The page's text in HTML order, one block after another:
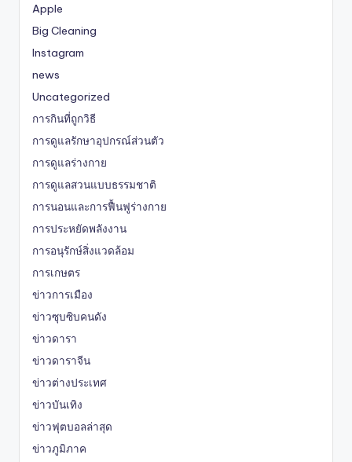
Apple
Big Cleaning
Instagram
news
Uncategorized
การกินที่ถูกวิธี
การดูแลรักษาอุปกรณ์ส่วนตัว
การดูแลร่างกาย
การดูแลสวนแบบธรรมชาติ
การนอนและการฟื้นฟูร่างกาย
การประหยัดพลังงาน
การอนุรักษ์สิ่งแวดล้อม
การเกษตร
ข่าวการเมือง
ข่าวซุบซิบคนดัง
ข่าวดารา
ข่าวดาราจีน
ข่าวต่างประเทศ
ข่าวบันเทิง
ข่าวฟุตบอลล่าสุด
ข่าวภูมิภาค